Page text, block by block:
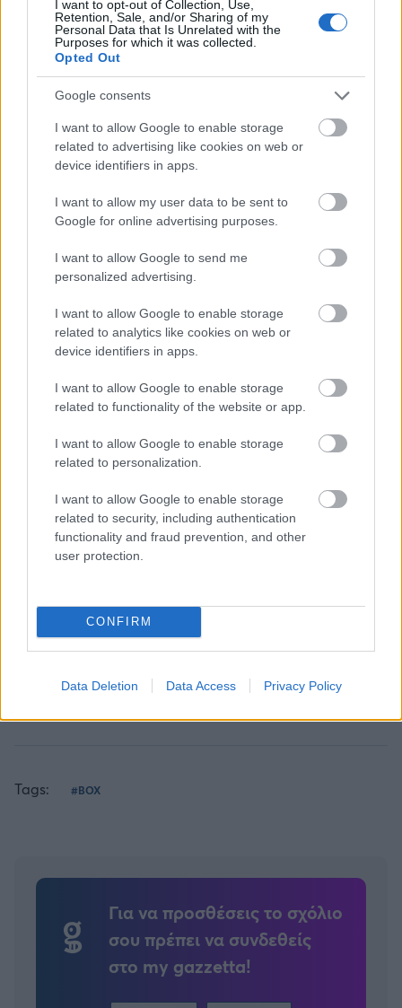
I want to opt-out of Collection, Use,
Retention, Sale, and/or Sharing of my
Personal Data that Is Unrelated with the
Purposes for which it was collected.
Opted Out
Google consents
I want to allow Google to enable storage
related to advertising like cookies on web or
device identifiers in apps.
I want to allow my user data to be sent to
Google for online advertising purposes.
I want to allow Google to send me
personalized advertising.
I want to allow Google to enable storage
related to analytics like cookies on web or
device identifiers in apps.
I want to allow Google to enable storage
related to functionality of the website or app.
I want to allow Google to enable storage
related to personalization.
I want to allow Google to enable storage
related to security, including authentication
functionality and fraud prevention, and other
user protection.
CONFIRM
Data Deletion Data Access Privacy Policy
και μεγάλοι βράχοικοσμούντη καταπράσινη
βλάστηση που περικλείουν τους κολπίσκους με τα
καταγάλανα νερά.
Περισσότερες πληροφορίες για τί μπορείς να
κάνεις στο νησί, που μπορείς να μείνεις και να φας
ΔΙΑΒΑΣΕ ΑΚΟΜΗ:
«Δεν μπορούσες να με σκουντήξεις;»: Η παρουσιάστρια
που αποκοιμήθηκε στον αέρα και έγινε viral
Συνταξιούχος μετακομίζει από τον οίκο ευγηρίας σε
κρουαζιερόπλοιο για 15 χρόνια: «Το αποφάσισα σε 10
λεπτά»
Η υψηλότερης ανάλυσης εικόνες του Ήλιου που έχουν
Tags: #BOX
Για να προσθέσεις το σχόλιο
σου πρέπει να συνδεθείς
στο my gazzetta!